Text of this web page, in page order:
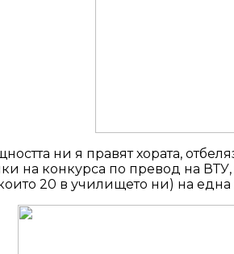
ни я правят хората,
на конкурса по превод на
20 в училището ни) на